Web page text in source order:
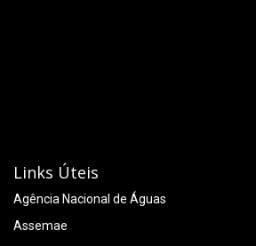
Links Úteis
Agência Nacional de Águas
Assemae